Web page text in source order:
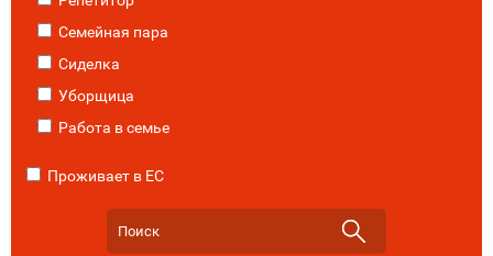
Семейная пара
Сиделка
Уборщица
Работа в семье
Проживает в ЕС